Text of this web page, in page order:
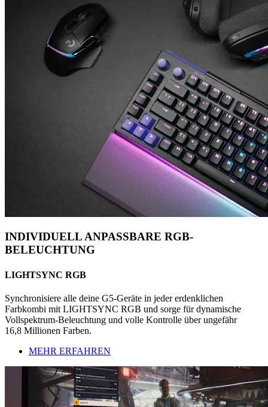
INDIVIDUELL ANPASSBARE RGB-
BELEUCHTUNG
LIGHTSYNC RGB
Synchronisiere alle deine G5-Geräte in jeder erdenklichen
Farbkombi mit LIGHTSYNC RGB und sorge für dynamische
Vollspektrum-Beleuchtung und volle Kontrolle über ungefähr
16,8 Millionen Farben.
MEHR ERFAHREN